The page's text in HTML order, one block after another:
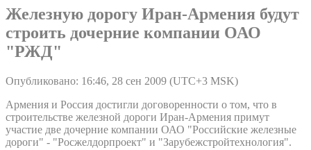
Железную дорогу Иран-Армения будут
строить дочерние компании ОАО
"РЖД"
Опубликовано: 16:46, 28 сен 2009 (UTC+3 MSK)
Армения и Россия достигли договоренности о том, что в
строительстве железной дороги Иран-Армения примут
участие две дочерние компании ОАО "Российские железные
дороги" - "Росжелдорпроект" и "Зарубежстройтехнология".